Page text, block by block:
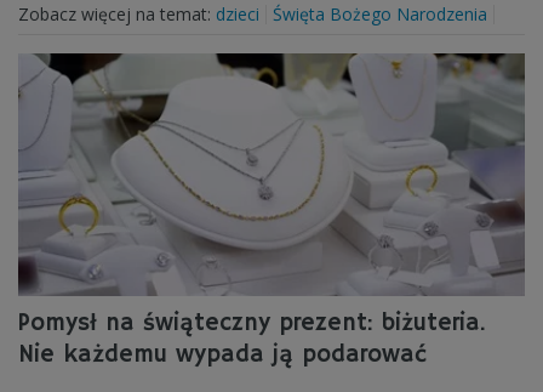
Zobacz więcej na temat: dzieci Święta Bożego Narodzenia
Pomysł na świąteczny prezent: biżuteria.
Nie każdemu wypada ją podarować